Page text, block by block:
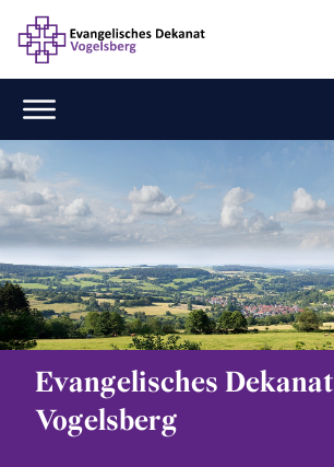
Evangelisches Dekanat
Vogelsberg